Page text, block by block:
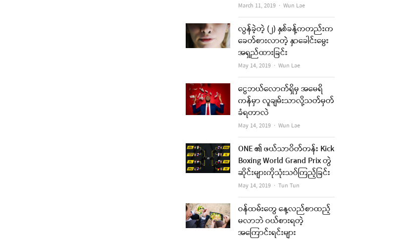
March 11, 2019 Author
Wun Lae
လွန်ခဲ့တဲ့ (၂) နှစ်ခန့်ကတည်းက
ခေတ်စားလာတဲ့ နှာခေါင်းမွေး
အရှည်ထားခြင်း
May 14, 2019 Author
Wun Lae
ငွေဘယ်လောက်ရှိမှ အမေရိ
ကန်မှာ လူချမ်းသာလို့သတ်မှတ်
ခံရတာလဲ
May 14, 2019 Author
Wun Lae
ONE ၏ ဖယ်သာဝိတ်တန်း Kick
Boxing World Grand Prix တွဲ
ဆိုင်းများကိုသုံးသပ်ကြည့်ခြင်း
May 14, 2019 Author
Tun Tun
ဝန်ထမ်းတွေ နေ့လည်စာထည့်
မလာဘဲ ဝယ်စားရတဲ့
အကြောင်းရင်းများ